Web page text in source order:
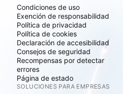
Condiciones de uso
Exención de responsabilidad
Política de privacidad
Política de cookies
Declaración de accesibilidad
Consejos de seguridad
Recompensas por detectar
errores
Página de estado
SOLUCIONES PARA EMPRESAS